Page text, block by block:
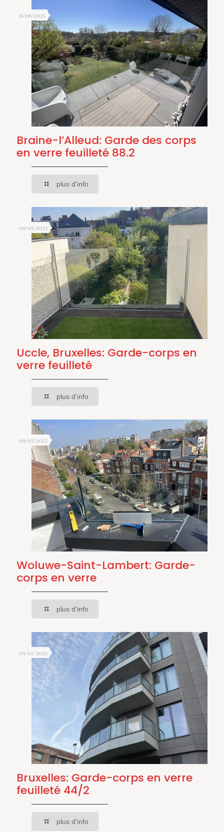
11/06/2025
Braine-l’Alleud: Garde des corps
en verre feuilleté 88.2
plus d'info
09/05/2025
Uccle, Bruxelles: Garde-corps en
verre feuilleté
plus d'info
09/05/2025
Woluwe-Saint-Lambert: Garde-
corps en verre
plus d'info
03/02/2025
Bruxelles: Garde-corps en verre
feuilleté 44/2
plus d'info